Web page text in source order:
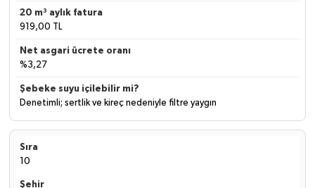
919,00 TL
%3,27
Denetimli; sertlik ve kireç nedeniyle filtre yaygın
10